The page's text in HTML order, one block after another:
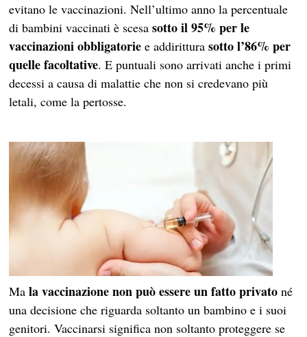
evitano le vaccinazioni. Nell’ultimo anno la percentuale
di bambini vaccinati è scesasotto il 95% per le
vaccinazioni obbligatorie e addiritturasotto l’86% per
quelle facoltative. E puntuali sono arrivati anche i primi
decessi a causa di malattie che non si credevano più
letali, come la pertosse.
Mala vaccinazione non può essere un fatto privato né
una decisione che riguarda soltanto un bambino e i suoi
genitori. Vaccinarsi significa non soltanto proteggere se